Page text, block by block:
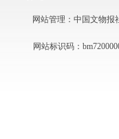
网站管理：中国文物报
网站标识码：